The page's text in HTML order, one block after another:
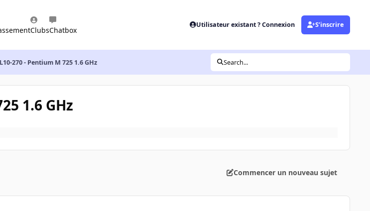
ClubsChatbox
Utilisateur existant ? Connexion S’inscrire
270 - Pentium M 725 1.6 GHz Search...
1.6 GHz
Commencer un nouveau sujet